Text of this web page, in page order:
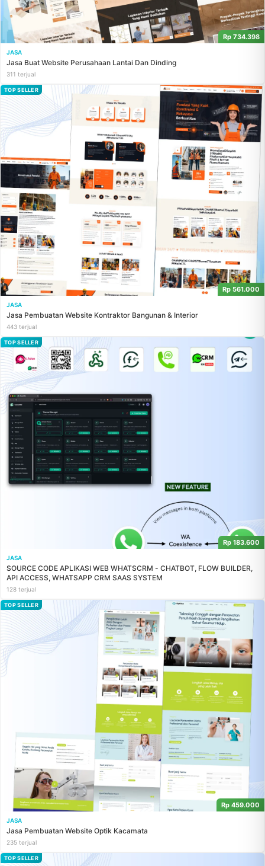
Rp 734.398
JASA
Jasa Buat Website Perusahaan Lantai Dan Dinding
311 terjual
TOP SELLER
Rp 561.000
JASA
Jasa Pembuatan Website Kontraktor Bangunan & Interior
443 terjual
TOP SELLER
Rp 183.600
JASA
SOURCE CODE APLIKASI WEB WHATSCRM - CHATBOT, FLOW BUILDER,
API ACCESS, WHATSAPP CRM SAAS SYSTEM
128 terjual
TOP SELLER
Rp 459.000
JASA
Jasa Pembuatan Website Optik Kacamata
235 terjual
TOP SELLER